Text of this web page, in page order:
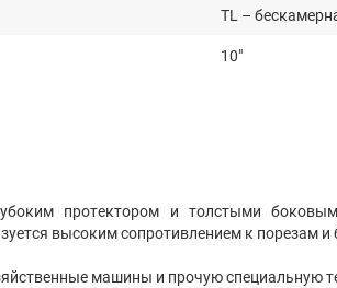
TL –
10"
Диагональная
протектором и толстыми
высоким сопротивлением к порезам
машины и прочую специальную